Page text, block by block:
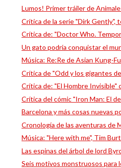
Lumos! Primer tráiler de
Crítica de la serie "Dirk Gently",
Crítica de: "Doctor Who.
Un gato podría conquistar el
Música: Re:Re de Asian Kung-
Crítica de "Odd y los gigantes
Crítica de: "El Hombre Invisible"
Crítica del cómic "Iron Man: El
Barcelona y más cosas nuevas
Cronología de las aventuras de
Música: "Here with me", Tim
Las espinas del árbol de lord
Seis motivos monstruosos para